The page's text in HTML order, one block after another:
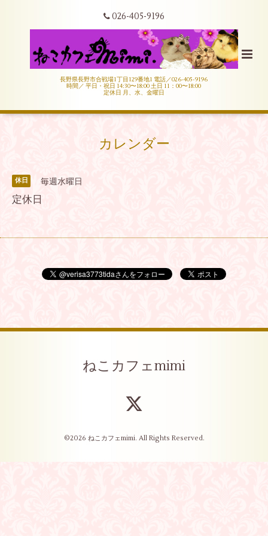
026-405-9196
長野県長野市合戦場1丁目129番地1 電話／026-405-9196
時間／ 平日・祝日 14:30〜18:00 土日 11：00〜18:00
定休日 月、水、金曜日
カレンダー
休日 毎週水曜日
定休日
ねこカフェmimi
©2026 ねこカフェmimi. All Rights Reserved.